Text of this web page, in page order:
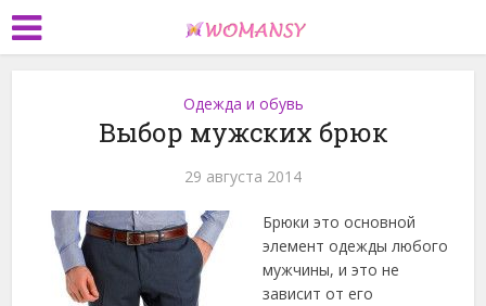
Одежда и обувь
Выбор мужских брюк
29 августа 2014
Брюки это основной
элемент одежды любого
мужчины, и это не
зависит от его